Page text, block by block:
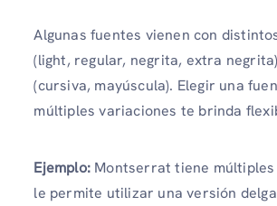
Algunas fuentes vienen con
(light, regular, negrita, extra
(cursiva, mayúscula). Elegir una
múltiples variaciones te brinda
Ejemplo: Montserrat tiene múltiples
le permite utilizar una versión